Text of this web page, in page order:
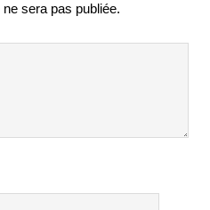
sera pas publiée.